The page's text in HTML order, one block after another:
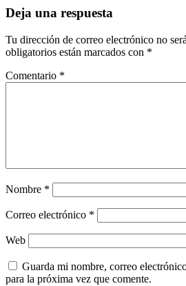
Deja una respuesta
Tu dirección de correo electrónico no
obligatorios están marcados con *
Comentario *
Nombre *
Correo electrónico *
Web
Guarda mi nombre, correo
para la próxima vez que comente.